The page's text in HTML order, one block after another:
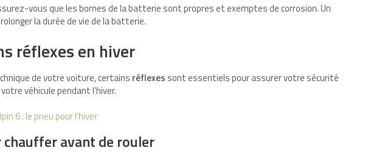
vous que les bornes de la batterie sont propres et exemptes de corrosion. Un
la durée de vie de la batterie.
réflexes en hiver
de votre voiture, certains réflexes sont essentiels pour assurer votre sécurité
véhicule pendant l’hiver.
6 : le pneu pour l’hiver
avant de rouler